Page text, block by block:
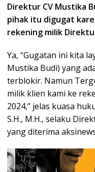
Direktur CV Mustika
pihak itu digugat
rekening milik
Ya, “Gugatan ini kita
Mustika Budi) yang
terblokir. Namun
milik klien kami ke
2024,” jelas kuasa
S.H., M.H., selaku
yang diterima